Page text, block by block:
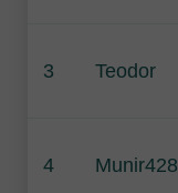
3 Teodor
4 Munir428